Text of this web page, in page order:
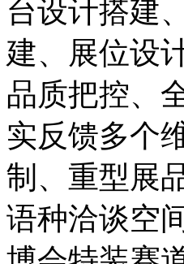
台设计搭建
建、展位设
品质把控、
实反馈多个
制、重型展
语种洽谈空